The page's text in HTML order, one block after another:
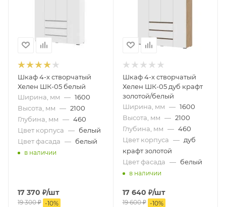
Шкаф 4-х створчатый
Хелен ШК-05 белый
Ширина, мм — 1600
Высота, мм — 2100
Глубина, мм — 460
Цвет корпуса — белый
Цвет фасада — белый
в наличии
17 370 ₽/шт
19 300₽ -10%
Шкаф 4-х створчатый
Хелен ШК-05 дуб крафт
золотой/белый
Ширина, мм — 1600
Высота, мм — 2100
Глубина, мм — 460
Цвет корпуса — дуб
крафт золотой
Цвет фасада — белый
в наличии
17 640 ₽/шт
19 600₽ -10%